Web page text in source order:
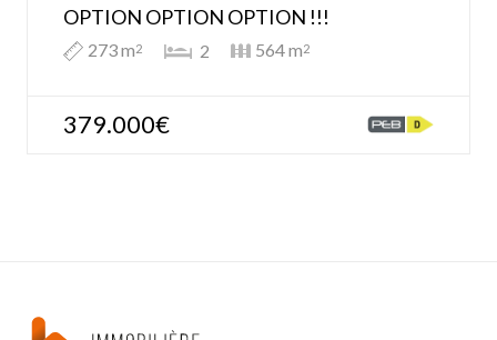
OPTION OPTION OPTION !!!
273 m2 2 564 m2
379.000€